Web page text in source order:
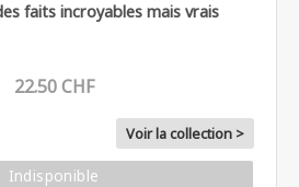
faits incroyables mais vrais
22.50 CHF
Voir la collection >
Indisponible